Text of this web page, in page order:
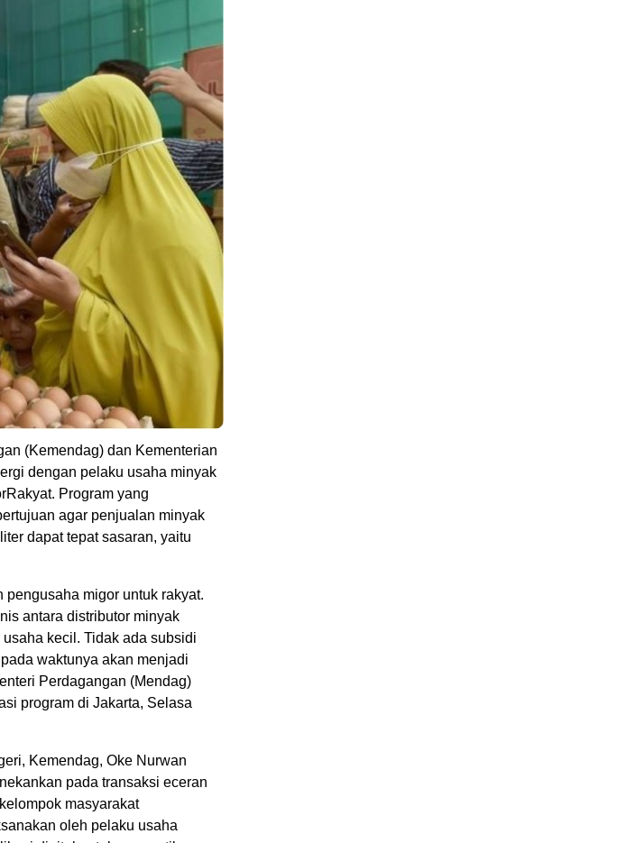
(Kemendag) dan Kementerian
dengan pelaku usaha minyak
Program yang
agar penjualan minyak
dapat tepat sasaran, yaitu
pengusaha migor untuk rakyat.
antara distributor minyak
kecil. Tidak ada subsidi
waktunya akan menjadi
Perdagangan (Mendag)
program di Jakarta, Selasa
Kemendag, Oke Nurwan
pada transaksi eceran
masyarakat
oleh pelaku usaha